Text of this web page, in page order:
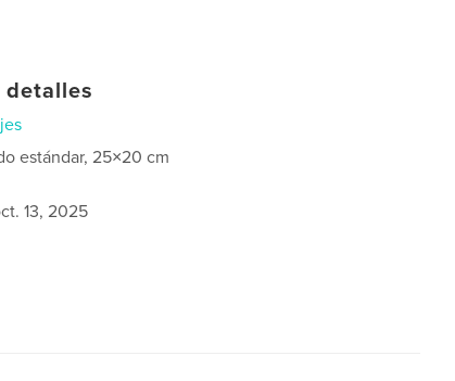
detalles
estándar, 25×20 cm
13, 2025